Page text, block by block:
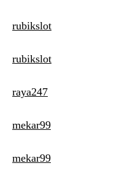
rubikslot
rubikslot
raya247
mekar99
mekar99